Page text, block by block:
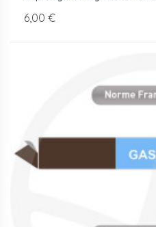
6,00 €